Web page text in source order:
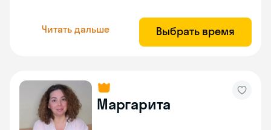
Читать дальше Выбрать время
Маргарита